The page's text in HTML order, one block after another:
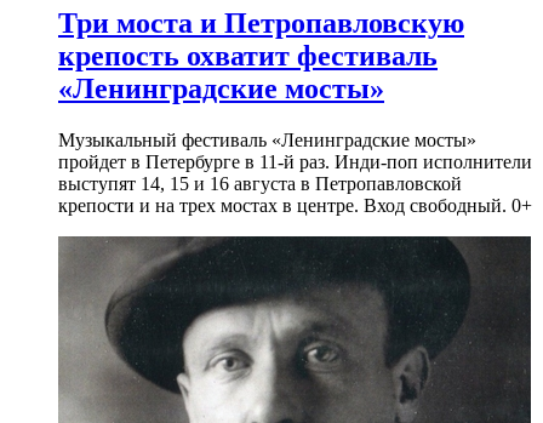
Три моста и Петропавловскую
крепость охватит фестиваль
«Ленинградские мосты»
Музыкальный фестиваль «Ленинградские мосты»
пройдет в Петербурге в 11-й раз. Инди-поп исполнители
выступят 14, 15 и 16 августа в Петропавловской
крепости и на трех мостах в центре. Вход свободный. 0+